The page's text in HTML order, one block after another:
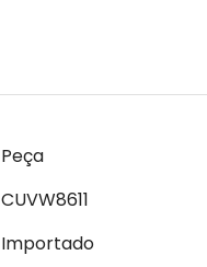
Peça
CUVW8611
Importado